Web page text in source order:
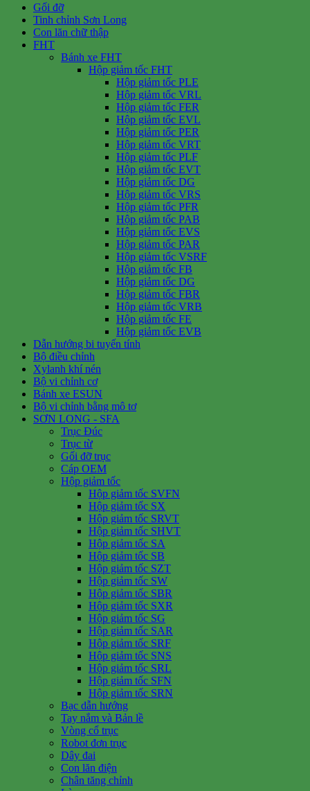
Gối đỡ
Tinh chỉnh Sơn Long
Con lăn chữ thập
FHT
Bánh xe FHT
Hộp giảm tốc FHT
Hộp giảm tốc PLE
Hộp giảm tốc VRL
Hộp giảm tốc FER
Hộp giảm tốc EVL
Hộp giảm tốc PER
Hộp giảm tốc VRT
Hộp giảm tốc PLF
Hộp giảm tốc EVT
Hộp giảm tốc DG
Hộp giảm tốc VRS
Hộp giảm tốc PFR
Hộp giảm tốc PAB
Hộp giảm tốc EVS
Hộp giảm tốc PAR
Hộp giảm tốc VSRF
Hộp giảm tốc FB
Hộp giảm tốc DG
Hộp giảm tốc FBR
Hộp giảm tốc VRB
Hộp giảm tốc FE
Hộp giảm tốc EVB
Dẫn hướng bi tuyến tính
Bộ điều chỉnh
Xylanh khí nén
Bộ vi chỉnh cơ
Bánh xe ESUN
Bộ vi chỉnh bằng mô tơ
SƠN LONG - SFA
Trục Đúc
Trục từ
Gối đỡ trục
Cáp OEM
Hộp giảm tốc
Hộp giảm tốc SVFN
Hộp giảm tốc SX
Hộp giảm tốc SRVT
Hộp giảm tốc SHVT
Hộp giảm tốc SA
Hộp giảm tốc SB
Hộp giảm tốc SZT
Hộp giảm tốc SW
Hộp giảm tốc SBR
Hộp giảm tốc SXR
Hộp giảm tốc SG
Hộp giảm tốc SAR
Hộp giảm tốc SRF
Hộp giảm tốc SNS
Hộp giảm tốc SRL
Hộp giảm tốc SFN
Hộp giảm tốc SRN
Bạc dẫn hướng
Tay nắm và Bản lề
Vòng cổ trục
Robot đơn trục
Dây đai
Con lăn điện
Chân tăng chỉnh